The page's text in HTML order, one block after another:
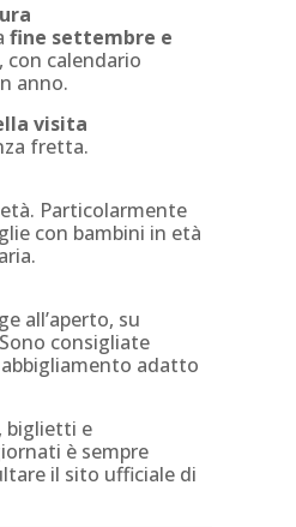
fine settembre e
, con calendario
anno.
visita
fretta.
Particolarmente
con bambini in età
all’aperto, su
consigliate
adatto
biglietti e
è sempre
il sito ufficiale di